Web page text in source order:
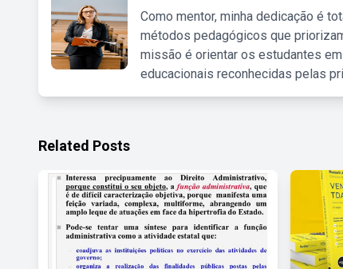
Como mentor, minha dedicação é
métodos pedagógicos que
missão é orientar os estudantes
educacionais reconhecidas pelas
Related Posts